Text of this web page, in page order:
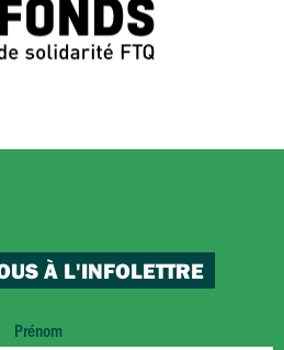
À L'INFOLETTRE
Prénom